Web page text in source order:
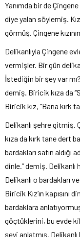
Yanımda bir de Çingene
diye yalan söylemiş. Kız
görmüş. Çingene
Delikanlıyla Çingene
vermişler. Bir gün
İstediğin bir şey var
demiş. Biricik kıza da
Biricik kız, “Bana kırk
Delikanlı şehre gitmiş.
kıza da kırk tane dert
bardakları satın aldığı
dinle.” demiş.
Delikanlı o bardakları
Biricik Kız’ın kapısını
bardaklara
göçtüklerini, bu evde
şeyi anlatmış.